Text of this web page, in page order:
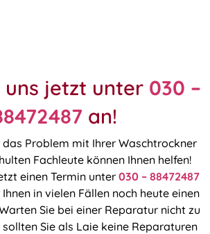
uns jetzt unter 030 –
an!
Problem mit Ihrer Waschtrockner
Fachleute können Ihnen helfen!
einen Termin unter 030 – 88472487
in vielen Fällen noch heute einen
Sie bei einer Reparatur nicht zu
Sie als Laie keine Reparaturen